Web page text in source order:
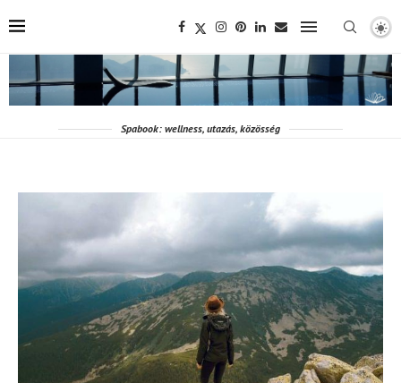
Spabook: wellness, utazás, közösség